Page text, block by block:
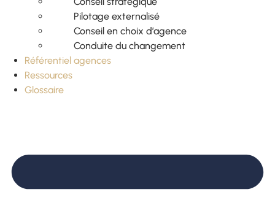
Pilotage externalisé
Conseil en choix d’agence
Conduite du changement
Référentiel agences
Ressources
Glossaire